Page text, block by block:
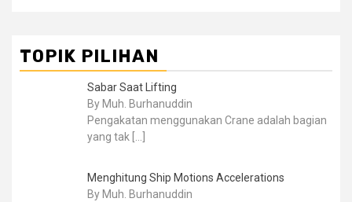
TOPIK PILIHAN
Sabar Saat Lifting
By Muh. Burhanuddin
Pengakatan menggunakan Crane adalah bagian
yang tak
Menghitung Ship Motions Accelerations
By Muh. Burhanuddin